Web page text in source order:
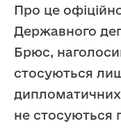
Про це
Державного
Брюс,
стосуються
не стосуються